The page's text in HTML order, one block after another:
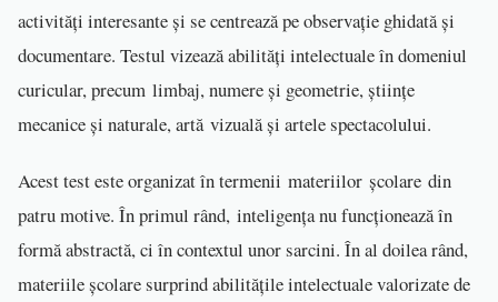
activități interesante și se centrează pe observație ghidată și
documentare. Testul vizează abilități intelectuale în domeniul
curicular, precum limbaj, numere și geometrie, științe
mecanice și naturale, artă vizuală și artele spectacolului.
Acest test este organizat în termenii materiilor școlare din
patru motive. În primul rând, inteligența nu funcționează în
formă abstractă, ci în contextul unor sarcini. În al doilea rând,
materiile școlare surprind abilitățile intelectuale valorizate de